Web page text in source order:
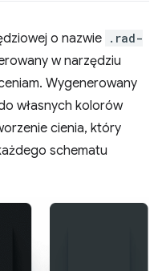
o nazwie .rad-
w narzędziu
Wygenerowany
własnych kolorów
cienia, który
schematu